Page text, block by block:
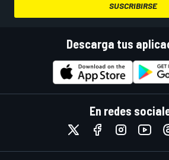
SUSCRIBIRSE
Descarga tus
En redes